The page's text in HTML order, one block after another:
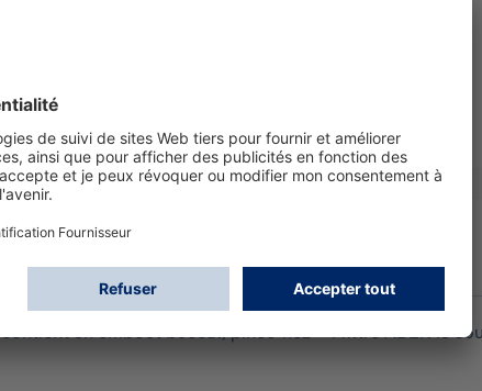
un embout buccal/pince-nez + 1 filtre ABEK 15